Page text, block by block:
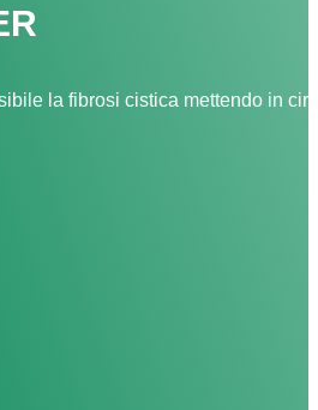
la fibrosi cistica mettendo in